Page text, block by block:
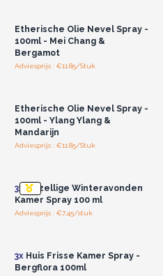
Etherische Olie Nevel Spray -
100ml - Mei Chang &
Bergamot
Adviesprijs : €11.85/Stuk
Etherische Olie Nevel Spray -
100ml - Ylang Ylang &
Mandarijn
Adviesprijs : €11.85/Stuk
3x Gezellige Winteravonden
Kamer Spray 100 ml
Adviesprijs : €7.45/stuk
3xHuis Frisse Kamer Spray -
Bergflora 100ml